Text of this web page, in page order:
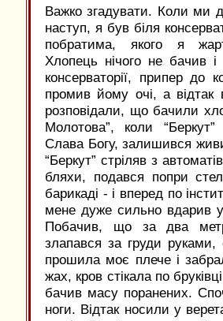
Важко згадувати. Коли ми
наступ, я був біля
побратима, якого я
Хлопець нічого не бачив
консерваторії, припер до
промив йому очі, а відтак
розповідали, що бачили
Молотова”, коли
Слава Богу, залишився
“Беркут” стріляв з
бляхи, подався попри
барикаді - і вперед по
мене дуже сильно вдарив
Побачив, що за два
злапався за груди
прошила моє плече і
жах, кров стікала по
бачив масу поранених.
ноги. Відтак носили у